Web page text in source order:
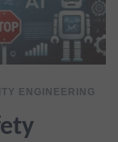
ENGINEERING